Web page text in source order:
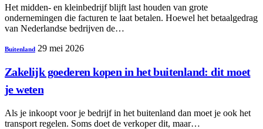
Het midden- en kleinbedrijf blijft last houden van grote
ondernemingen die facturen te laat betalen. Hoewel het betaalgedrag
van Nederlandse bedrijven de…
Buitenland 29 mei 2026
Zakelijk goederen kopen in het buitenland: dit moet
je weten
Als je inkoopt voor je bedrijf in het buitenland dan moet je ook het
transport regelen. Soms doet de verkoper dit, maar…